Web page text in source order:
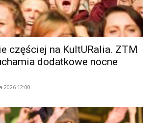
częściej na KultURalia. ZTM
dodatkowe nocne
2026 12:00